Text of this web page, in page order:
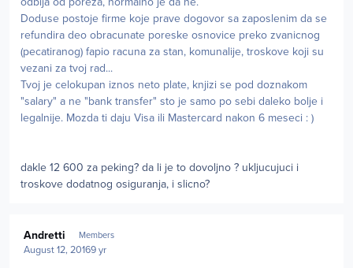
Doduse postoje firme koje prave dogovor sa zaposlenim da se
refundira deo obracunate poreske osnovice preko zvanicnog
(pecatiranog) fapio racuna za stan, komunalije, troskove koji su
vezani za tvoj rad...
Tvoj je celokupan iznos neto plate, knjizi se pod doznakom
"salary" a ne "bank transfer" sto je samo po sebi daleko bolje i
legalnije. Mozda ti daju Visa ili Mastercard nakon 6 meseci : )
dakle 12 600 za peking? da li je to dovoljno ? ukljucujuci i
troskove dodatnog osiguranja, i slicno?
Andretti Members
August 12, 20169 yr